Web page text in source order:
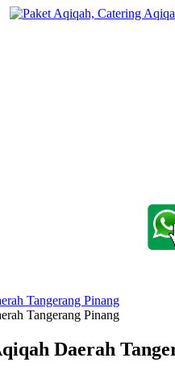
Tangerang Pinang
Tangerang Pinang
Daerah